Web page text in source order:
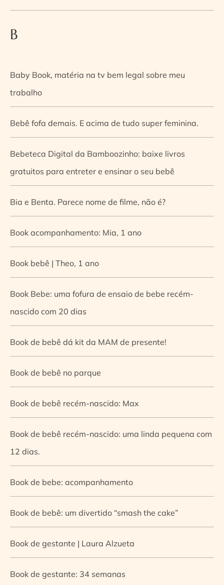
B
Baby Book, matéria na tv bem legal sobre meu
trabalho
Bebê fofa demais. E acima de tudo super feminina.
Bebeteca Digital da Bamboozinho: baixe livros
gratuitos para entreter e ensinar o seu bebê
Bia e Benta. Parece nome de filme, não é?
Book acompanhamento: Mia, 1 ano
Book bebê | Theo, 1 ano
Book Bebe: uma fofura de ensaio de bebe recém-
nascido com 20 dias
Book de bebê dá kit da MAM de presente!
Book de bebê no parque
Book de bebê recém-nascido: Max
Book de bebê recém-nascido: uma linda pequena com
12 dias.
Book de bebe: acompanhamento
Book de bebê: um divertido “smash the cake”
Book de gestante | Laura Alzueta
Book de gestante: 34 semanas